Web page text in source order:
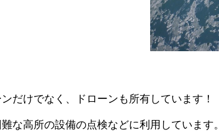
だけでなく、ドローンも所有しています！
な高所の設備の点検などに利用しています。